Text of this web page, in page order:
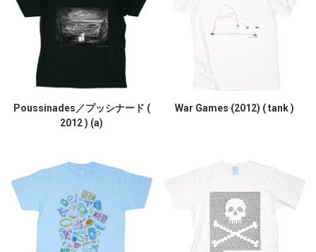
Poussinades／プッシナード (
2012 ) (a)
War Games (2012) ( tank )